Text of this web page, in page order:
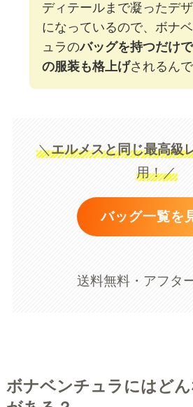
ディテールまで凝ったデ
になっているので、ボナ
ュラのバッグを持つだけ
の服装も格上げされるん
＼エルメスと同じ最高級
用！／
バッグ一覧を
送料無料・アフタ
ボナベンチュラにはど